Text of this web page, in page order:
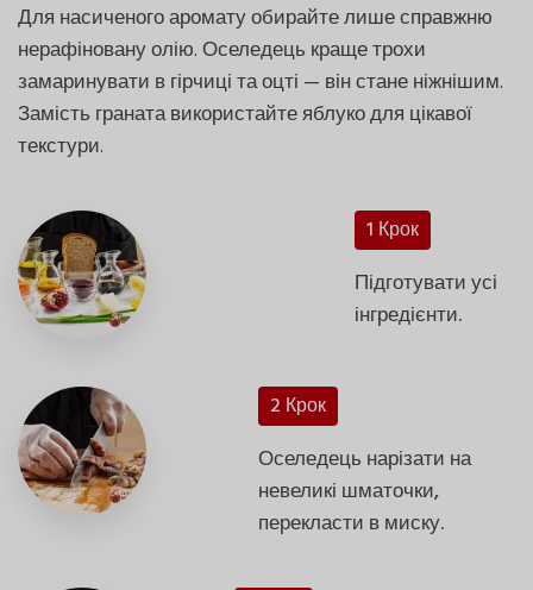
Для насиченого аромату обирайте лише справжню
нерафіновану олію. Оселедець краще трохи
замаринувати в гірчиці та оцті — він стане ніжнішим.
Замість граната використайте яблуко для цікавої
текстури.
1 Крок
Підготувати усі
інгредієнти.
2 Крок
Оселедець нарізати на
невеликі шматочки,
перекласти в миску.